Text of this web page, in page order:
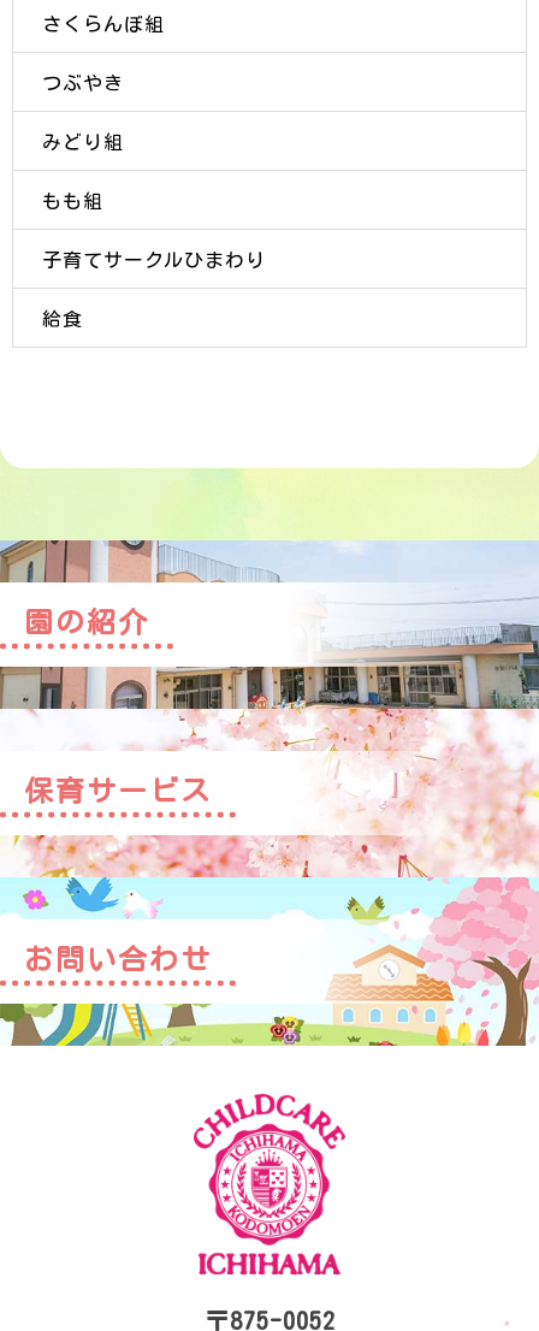
さくらんぼ組
つぶやき
みどり組
もも組
子育てサークルひまわり
給食
園の紹介
保育サービス
お問い合わせ
〒875-0052